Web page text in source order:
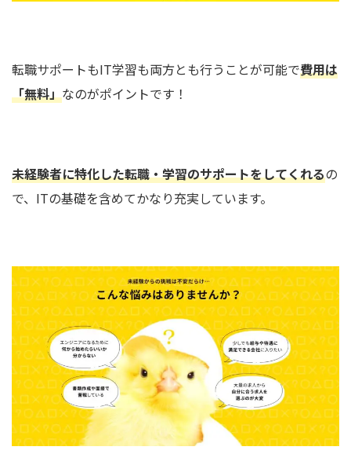
転職サポートもIT学習も両方とも行うことが可能で費用は
「無料」なのがポイントです！
未経験者に特化した転職・学習のサポートをしてくれるの
で、ITの基礎を含めてかなり充実しています。